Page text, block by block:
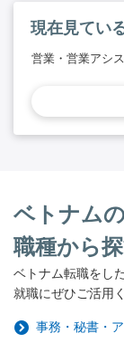
現在見てい
営業・営業アシ
ベトナム
職種から
ベトナム転職をし
就職にぜひご活用
事務・秘書・